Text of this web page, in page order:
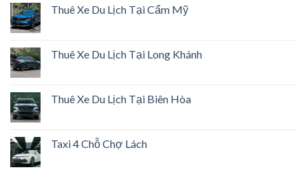
Thuê Xe Du Lịch Tại Cẩm Mỹ
Thuê Xe Du Lịch Tại Long Khánh
Thuê Xe Du Lịch Tại Biên Hòa
Taxi 4 Chỗ Chợ Lách